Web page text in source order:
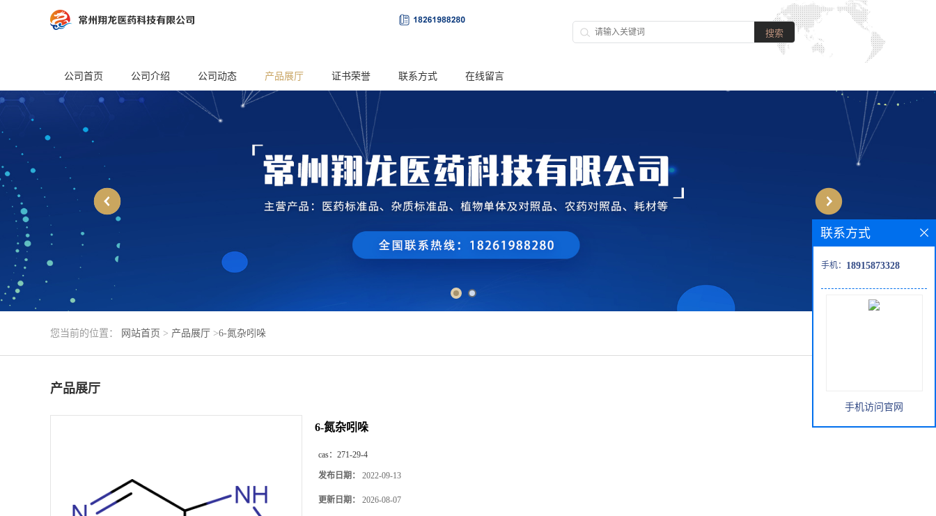
公司首页 公司介绍 公司动态 产品展厅 证书荣誉 联系方式 在线留言
您当前的位置： 网站首页 > 产品展厅 >6-氮杂吲哚
产品展厅
6-氮杂吲哚
cas： 271-29-4
发布日期： 2022-09-13
更新日期： 2026-08-07
联系方式
手机： 18915873328
手机访问官网